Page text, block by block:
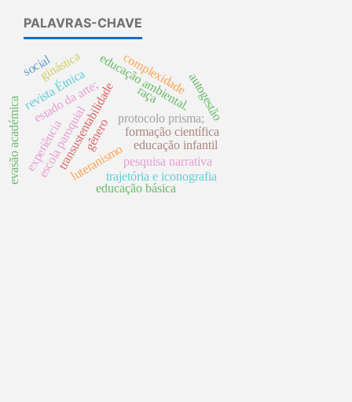
PALAVRAS-CHAVE
estado da arte; protocolo prisma;
educação ambiental.autogestão
transustentabilidade
complexidade
formação científica
revista Étnica
escola paroquialluteranismotrajetória e iconografia
evasão académica educação infantil
ginástica
gênero
raça
pesquisa narrativa
experiência
educação básica
social